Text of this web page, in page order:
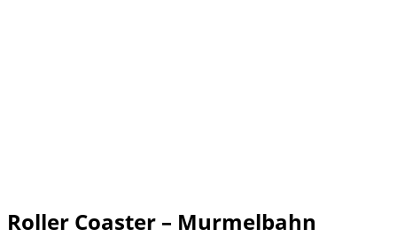
Roller Coaster – Murmelbahn